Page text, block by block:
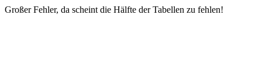
Großer Fehler, da scheint die Hälfte der Tabellen zu fehlen!